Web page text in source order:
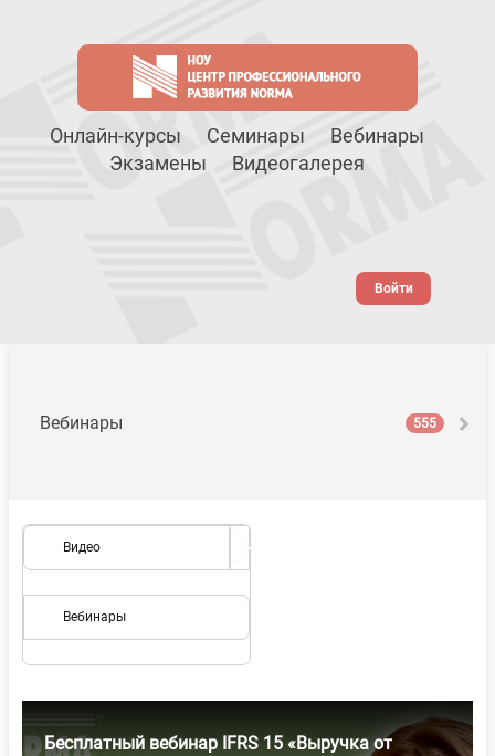
Онлайн-курсы Семинары
Вебинары
Экзамены
Видеогалерея
Войти
Вебинары 555
Видео
Вебинары
Бесплатный вебинар IFRS 15 «Выручка от